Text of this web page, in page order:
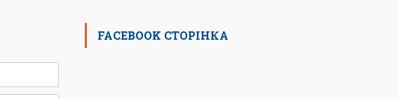
FACEBOOK СТОРІНКА